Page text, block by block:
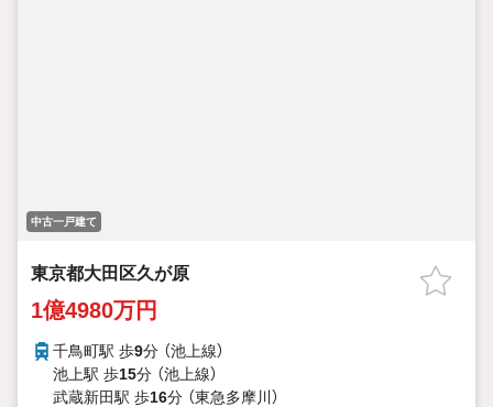
中古一戸建て
東京都大田区久が原
1億4980万円
千鳥町駅 歩9分 （池上線）
池上駅 歩15分 （池上線）
武蔵新田駅 歩16分 （東急多摩川）